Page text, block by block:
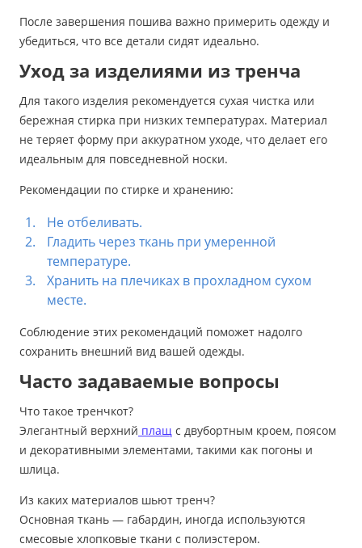
После завершения пошива важно примерить одежду и
убедиться, что все детали сидят идеально.
Уход за изделиями из тренча
Для такого изделия рекомендуется сухая чистка или
бережная стирка при низких температурах. Материал
не теряет форму при аккуратном уходе, что делает его
идеальным для повседневной носки.
Рекомендации по стирке и хранению:
Не отбеливать.
Гладить через ткань при умеренной
температуре.
Хранить на плечиках в прохладном сухом
месте.
Соблюдение этих рекомендаций поможет надолго
сохранить внешний вид вашей одежды.
Часто задаваемые вопросы
Что такое тренчкот?
Элегантный верхний плащ с двубортным кроем, поясом
и декоративными элементами, такими как погоны и
шлица.
Из каких материалов шьют тренч?
Основная ткань — габардин, иногда используются
смесовые хлопковые ткани с полиэстером.